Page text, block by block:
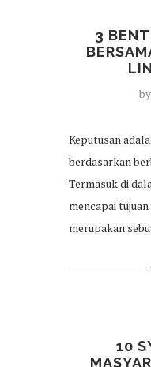
3
by
Keputusan
berdasarkan
Termasuk di
mencapai
merupakan
10